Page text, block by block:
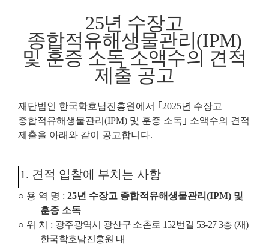
25년 수장고
종합적유해생물관리 (IPM)
및 훈증 소독 소액수의 견적
제출 공고
재단법인 한국학호남진흥원에서 ｢ 2025년 수장고
종합적유해생물관리 (IPM) 및 훈증 소독 ｣ 소액수의 견적
제출을 아래와 같이 공고합니다.
1. 견적 입찰에 부치는 사항
○ 용 역 명 :25년 수장고 종합적유해생물관리(IPM) 및
훈증 소독
○ 위 치 : 광주광역시 광산구 소촌로 152번길 53-27 3층 (재)
한국학호남진흥원 내